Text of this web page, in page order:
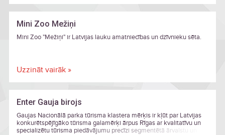
Mini Zoo Mežiņi
Mini Zoo "Mežiņi" ir Latvijas lauku amatniecības un dzīvnieku sēta.
Uzzināt vairāk »
Enter Gauja birojs
Gaujas Nacionālā parka tūrisma klastera mērķis ir kļūt par Latvijas
konkurētspējīgāko tūrisma galamērķi ārpus Rīgas ar kvalitatīvu un
specializētu tūrisma piedāvājumu precīzi segmentētā ārvalstu un